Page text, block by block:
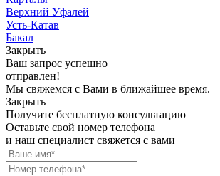
Верхний Уфалей
Усть-Катав
Бакал
Закрыть
Ваш запрос успешно
отправлен!
Мы свяжемся с Вами в ближайшее время.
Закрыть
Получите бесплатную консультацию
Оставьте свой номер телефона
и наш специалист свяжется с вами